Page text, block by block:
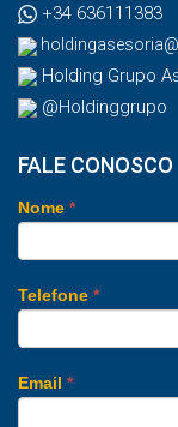
+34 636111383
Holding Grupo
@Holdinggrupo
FALE CONOSCO
Nome *
Telefone *
Email *